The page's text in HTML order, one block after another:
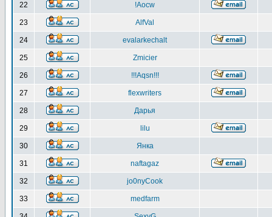
22 !Aocw
23 AlfVal
24 evalarkechalt
25 Zmicier
26 !!!Aqsn!!!
27 flexwriters
28 Дарья
29 lilu
30 Янка
31 naftagaz
32 jo0nyCook
33 medfarm